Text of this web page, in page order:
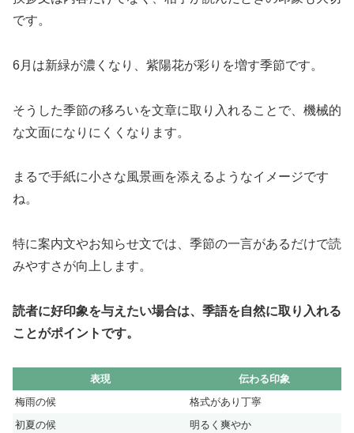
です。
6月は新緑が濃くなり、紫陽花が彩りを増す季節です。
そうした季節の移ろいを文章に取り入れることで、機械的
な文面になりにくくなります。
まるで手紙に小さな風景画を添えるようなイメージです
ね。
特に案内文やお知らせ文では、季節の一言があるだけで読
みやすさが向上します。
読者に好印象を与えたい場合は、季語を自然に取り入れる
ことがポイントです。
表現
伝わる印象
梅雨の候
格式があり丁寧
初夏の候
明るく爽やか